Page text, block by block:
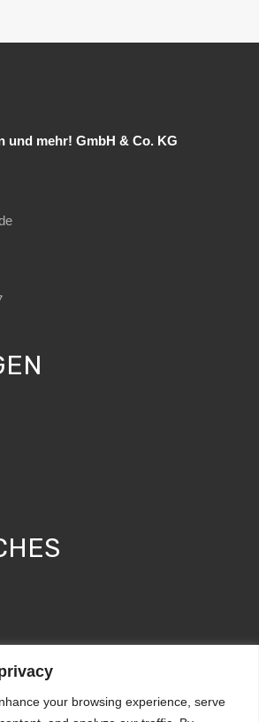
your browsing experience, serve
und mehr! GmbH & Co. KG